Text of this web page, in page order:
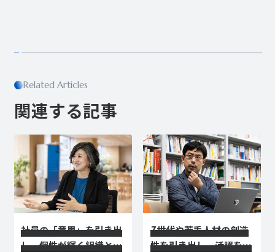
Related Articles
関連する記事
社員の「意思」を引き出
し、個性が輝く組織と環
Z世代や若手人材の創造
性を引き出し、活躍を促